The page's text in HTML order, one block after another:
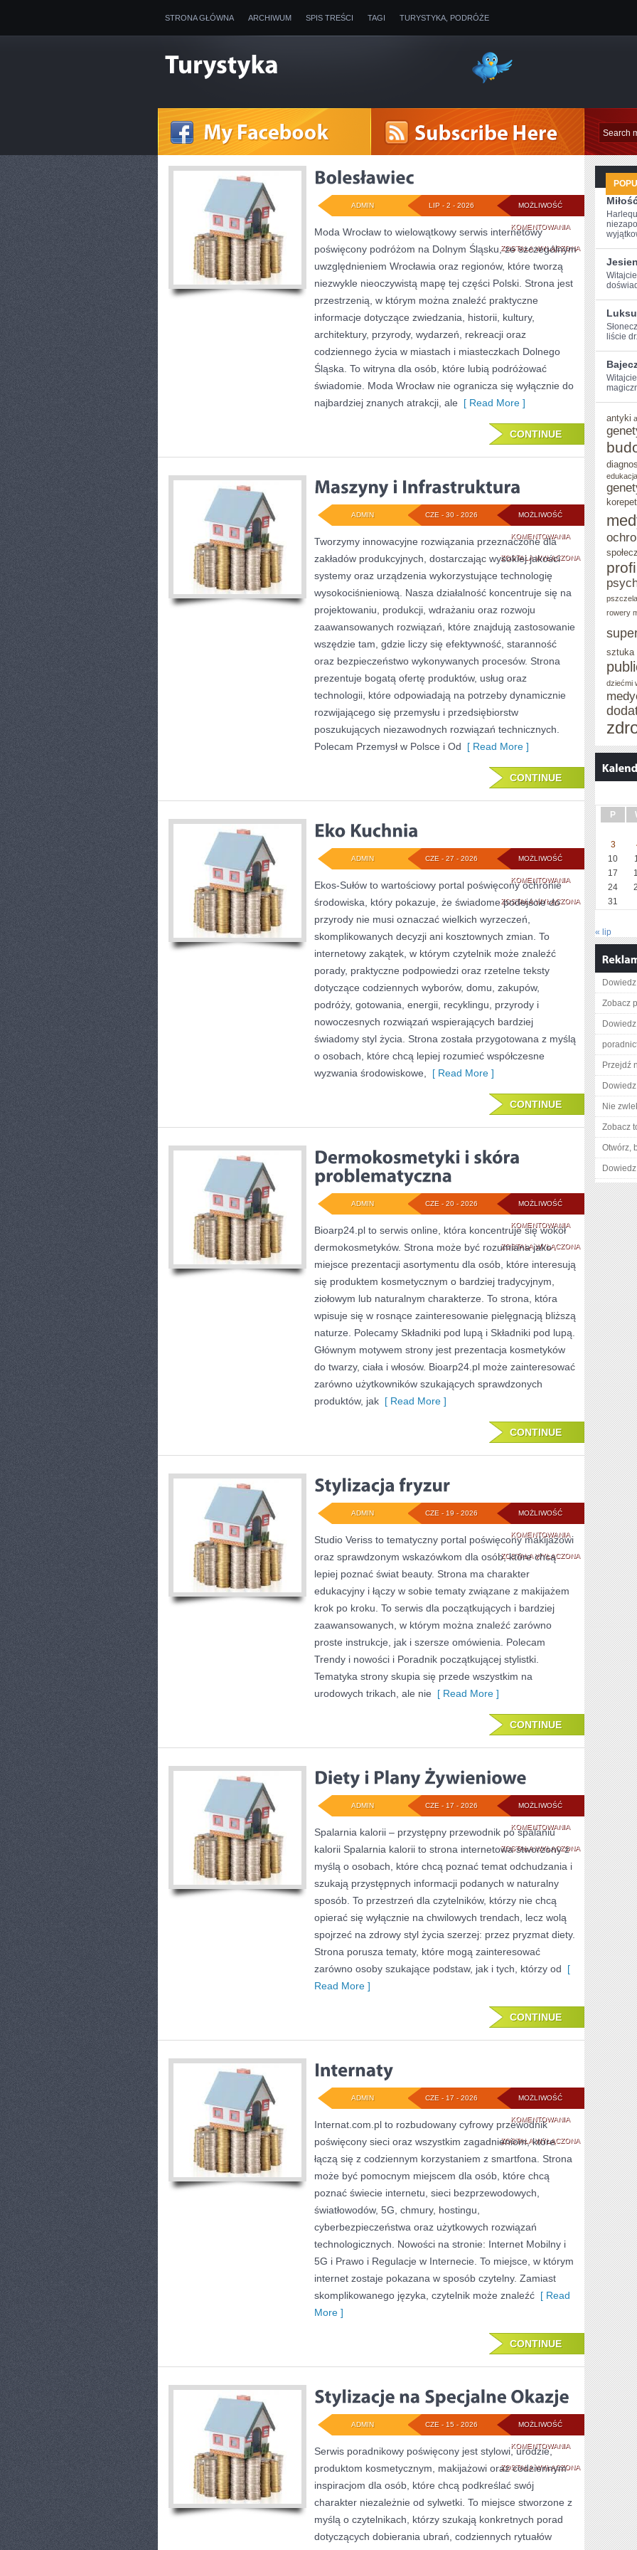
STRONA GŁÓWNA ARCHIWUM SPIS TREŚCI TAGI TURYSTYKA, PODRÓŻE
MOŻLIWOŚĆ
KOMENTOWANIABOLESŁAWIEC
ZOSTAŁA WYŁĄCZONA
LIP - 2 - 2026
ADMIN
Moda Wrocław to wielowątkowy serwis internetowy
poświęcony podróżom na Dolnym Śląsku, ze szczególnym
uwzględnieniem Wrocławia oraz regionów, które tworzą
niezwykle nieoczywistą mapę tej części Polski. Strona jest
przestrzenią, w którym można znaleźć praktyczne
informacje dotyczące zwiedzania, historii, kultury,
architektury, przyrody, wydarzeń, rekreacji oraz
codziennego życia w miastach i miasteczkach Dolnego
Śląska. To witryna dla osób, które lubią podróżować
świadomie. Moda Wrocław nie ogranicza się wyłącznie do
najbardziej znanych atrakcji, ale [ Read More ]
CONTINUE
MOŻLIWOŚĆ
KOMENTOWANIAMASZYNY
I
INFRASTRUKTURA
ZOSTAŁA WYŁĄCZONA
CZE - 30 - 2026
ADMIN
Tworzymy innowacyjne rozwiązania przeznaczone dla
zakładów produkcyjnych, dostarczając wysokiej jakości
systemy oraz urządzenia wykorzystujące technologię
wysokociśnieniową. Nasza działalność koncentruje się na
projektowaniu, produkcji, wdrażaniu oraz rozwoju
zaawansowanych rozwiązań, które znajdują zastosowanie
wszędzie tam, gdzie liczy się efektywność, staranność
oraz bezpieczeństwo wykonywanych procesów. Strona
prezentuje bogatą ofertę produktów, usług oraz
technologii, które odpowiadają na potrzeby dynamicznie
rozwijającego się przemysłu i przedsiębiorstw
poszukujących niezawodnych rozwiązań technicznych.
Polecam Przemysł w Polsce i Od [ Read More ]
CONTINUE
MOŻLIWOŚĆ
KOMENTOWANIAEKO
KUCHNIA
ZOSTAŁA WYŁĄCZONA
CZE - 27 - 2026
ADMIN
Ekos-Sułów to wartościowy portal poświęcony ochronie
środowiska, który pokazuje, że świadome podejście do
przyrody nie musi oznaczać wielkich wyrzeczeń,
skomplikowanych decyzji ani kosztownych zmian. To
internetowy zakątek, w którym czytelnik może znaleźć
porady, praktyczne podpowiedzi oraz rzetelne teksty
dotyczące codziennych wyborów, domu, zakupów,
podróży, gotowania, energii, recyklingu, przyrody i
nowoczesnych rozwiązań wspierających bardziej
świadomy styl życia. Strona została przygotowana z myślą
o osobach, które chcą lepiej rozumieć współczesne
wyzwania środowiskowe,
[ Read More ]
CONTINUE
MOŻLIWOŚĆ
KOMENTOWANIA
I
SKÓRA
PROBLEMATYCZNA
ZOSTAŁA WYŁĄCZONA
CZE - 20 - 2026
ADMIN
Bioarp24.pl to serwis online, która koncentruje się wokół
dermokosmetyków. Strona może być rozumiana jako
miejsce prezentacji asortymentu dla osób, które interesują
się produktem kosmetycznym o bardziej tradycyjnym,
ziołowym lub naturalnym charakterze. To strona, która
wpisuje się w rosnące zainteresowanie pielęgnacją bliższą
naturze. Polecamy Składniki pod lupą i Składniki pod lupą.
Głównym motywem strony jest prezentacja kosmetyków
do twarzy, ciała i włosów. Bioarp24.pl może zainteresować
zarówno użytkowników szukających sprawdzonych
produktów, jak [ Read More ]
CONTINUE
MOŻLIWOŚĆ
KOMENTOWANIASTYLIZACJA
FRYZUR
ZOSTAŁA WYŁĄCZONA
CZE - 19 - 2026
ADMIN
Studio Veriss to tematyczny portal poświęcony makijażowi
oraz sprawdzonym wskazówkom dla osób, które chcą
lepiej poznać świat beauty. Strona ma charakter
edukacyjny i łączy w sobie tematy związane z makijażem
krok po kroku. To serwis dla początkujących i bardziej
zaawansowanych, w którym można znaleźć zarówno
proste instrukcje, jak i szersze omówienia. Polecam
Trendy i nowości i Poradnik początkującej stylistki.
Tematyka strony skupia się przede wszystkim na
urodowych trikach, ale nie [ Read More ]
CONTINUE
MOŻLIWOŚĆ
KOMENTOWANIADIETY
I
PLANY
ŻYWIENIOWE
ZOSTAŁA WYŁĄCZONA
CZE - 17 - 2026
ADMIN
Spalarnia kalorii – przystępny przewodnik po spalaniu
kalorii Spalarnia kalorii to strona internetowa stworzony z
myślą o osobach, które chcą poznać temat odchudzania i
szukają przystępnych informacji podanych w naturalny
sposób. To przestrzeń dla czytelników, którzy nie chcą
opierać się wyłącznie na chwilowych trendach, lecz wolą
spojrzeć na zdrowy styl życia szerzej: przez pryzmat diety.
Strona porusza tematy, które mogą zainteresować
zarówno osoby szukające podstaw, jak i tych, którzy od [
Read More ]
CONTINUE
MOŻLIWOŚĆ
KOMENTOWANIAINTERNATY
ZOSTAŁA WYŁĄCZONA
CZE - 17 - 2026
ADMIN
Internat.com.pl to rozbudowany cyfrowy przewodnik
poświęcony sieci oraz wszystkim zagadnieniom, które
łączą się z codziennym korzystaniem z smartfona. Strona
może być pomocnym miejscem dla osób, które chcą
poznać świecie internetu, sieci bezprzewodowych,
światłowodów, 5G, chmury, hostingu,
cyberbezpieczeństwa oraz użytkowych rozwiązań
technologicznych. Nowości na stronie: Internet Mobilny i
5G i Prawo i Regulacje w Internecie. To miejsce, w którym
internet zostaje pokazana w sposób czytelny. Zamiast
skomplikowanego języka, czytelnik może znaleźć [ Read
More ]
CONTINUE
MOŻLIWOŚĆ
KOMENTOWANIASTYLIZACJE
NA
SPECJALNE
OKAZJE
ZOSTAŁA WYŁĄCZONA
CZE - 15 - 2026
ADMIN
Serwis poradnikowy poświęcony jest stylowi, urodzie,
produktom kosmetycznym, makijażowi oraz codziennym
inspiracjom dla osób, które chcą podkreślać swój
charakter niezależnie od sylwetki. To miejsce stworzone z
myślą o czytelnikach, którzy szukają konkretnych porad
dotyczących dobierania ubrań, codziennych rytuałów
liście
antyki
rowery
sztuka
dziećmi
P
3
10
17
24
31
« lip
Zobacz
Przejdź
Nie
Zobacz
Otwórz,